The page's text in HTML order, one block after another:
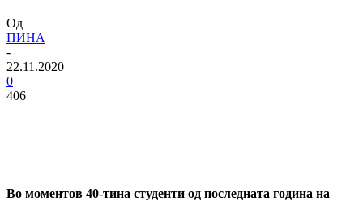
Од
ПИНА
-
22.11.2020
0
406
Во моментов 40-тина студенти од последната година на